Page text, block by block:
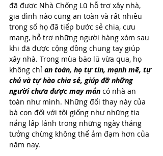
đã được Nhà Chống Lũ hỗ trợ xây nhà,
gia đình nào cũng an toàn và rất nhiều
trong số họ đã tiếp bước sẻ chia, cưu
mang, hỗ trợ những người hàng xóm sau
khi đã được cộng đồng chung tay giúp
xây nhà. Trong mùa bão lũ vừa qua, họ
không chỉ an toàn, họ tự tin, mạnh mẽ, tự
chủ và tự hào chia sẻ, giúp đỡ những
người chưa được may mắn có nhà an
toàn như mình. Những đổi thay này của
bà con đối với tôi giống như những tia
nắng lấp lánh trong những ngày tháng
tưởng chừng không thể ảm đạm hơn của
năm nay.